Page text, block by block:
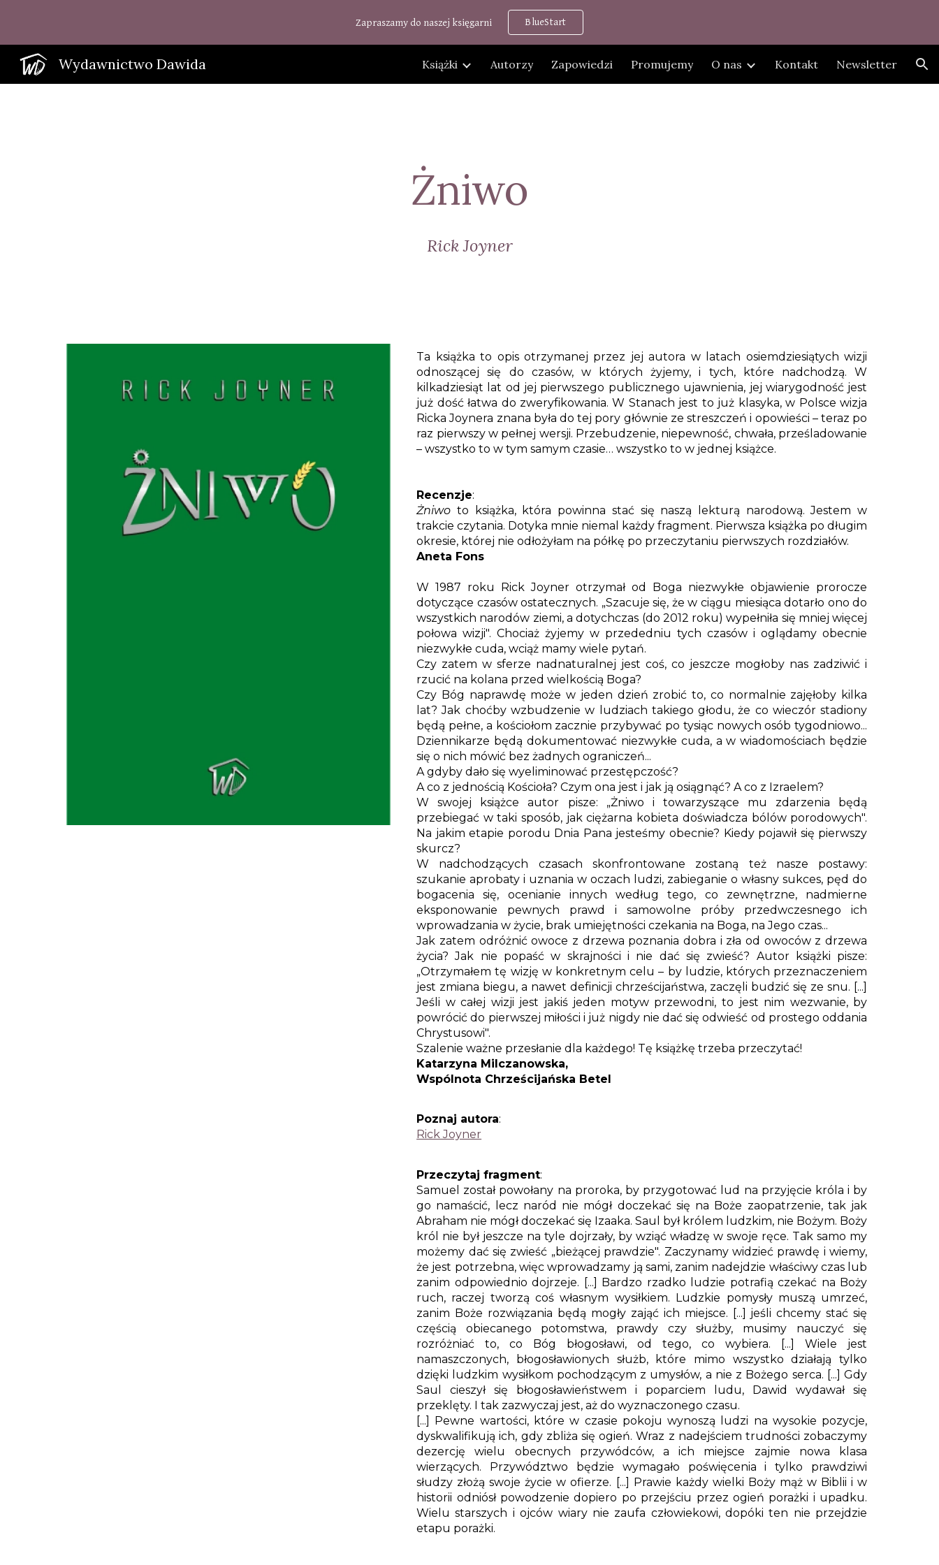
Skip to main content Skip to navigation
Zapraszamy do naszej księgarni BlueStart
Wydawnictwo Dawida Książki Autorzy Zapowiedzi Promujemy O nas Kontakt Newsletter
Żniwo
Rick Joyner
Ta książka to opis otrzymanej przez jej autora w latach osiemdziesiątych wizji
odnoszącej się do czasów, w których żyjemy, i tych, które nadchodzą. W
kilkadziesiąt lat od jej pierwszego publicznego ujawnienia, jej wiarygodność jest
już dość łatwa do zweryfikowania. W Stanach jest to już klasyka, w Polsce wizja
Ricka Joynera znana była do tej pory głównie ze streszczeń i opowieści – teraz po
raz pierwszy w pełnej wersji. Przebudzenie, niepewność, chwała, prześladowanie
– wszystko to w tym samym czasie… wszystko to w jednej książce.
Recenzje:
Żniwo to książka, która powinna stać się naszą lekturą narodową. Jestem w
trakcie czytania. Dotyka mnie niemal każdy fragment. Pierwsza książka po długim
okresie, której nie odłożyłam na półkę po przeczytaniu pierwszych rozdziałów.
Aneta Fons
W 1987 roku Rick Joyner otrzymał od Boga niezwykłe objawienie prorocze
dotyczące czasów ostatecznych. „Szacuje się, że w ciągu miesiąca dotarło ono do
wszystkich narodów ziemi, a dotychczas (do 2012 roku) wypełniła się mniej więcej
połowa wizji". Chociaż żyjemy w przededniu tych czasów i oglądamy obecnie
niezwykłe cuda, wciąż mamy wiele pytań.
Czy zatem w sferze nadnaturalnej jest coś, co jeszcze mogłoby nas zadziwić i
rzucić na kolana przed wielkością Boga?
Czy Bóg naprawdę może w jeden dzień zrobić to, co normalnie zajęłoby kilka
lat? Jak choćby wzbudzenie w ludziach takiego głodu, że co wieczór stadiony
będą pełne, a kościołom zacznie przybywać po tysiąc nowych osób tygodniowo...
Dziennikarze będą dokumentować niezwykłe cuda, a w wiadomościach będzie
się o nich mówić bez żadnych ograniczeń...
A gdyby dało się wyeliminować przestępczość?
A co z jednością Kościoła? Czym ona jest i jak ją osiągnąć? A co z Izraelem?
W swojej książce autor pisze: „Żniwo i towarzyszące mu zdarzenia będą
przebiegać w taki sposób, jak ciężarna kobieta doświadcza bólów porodowych".
Na jakim etapie porodu Dnia Pana jesteśmy obecnie? Kiedy pojawił się pierwszy
skurcz?
W nadchodzących czasach skonfrontowane zostaną też nasze postawy:
szukanie aprobaty i uznania w oczach ludzi, zabieganie o własny sukces, pęd do
bogacenia się, ocenianie innych według tego, co zewnętrzne, nadmierne
eksponowanie pewnych prawd i samowolne próby przedwczesnego ich
wprowadzania w życie, brak umiejętności czekania na Boga, na Jego czas...
Jak zatem odróżnić owoce z drzewa poznania dobra i zła od owoców z drzewa
życia? Jak nie popaść w skrajności i nie dać się zwieść? Autor książki pisze:
„Otrzymałem tę wizję w konkretnym celu – by ludzie, których przeznaczeniem
jest zmiana biegu, a nawet definicji chrześcijaństwa, zaczęli budzić się ze snu. [...]
Jeśli w całej wizji jest jakiś jeden motyw przewodni, to jest nim wezwanie, by
powrócić do pierwszej miłości i już nigdy nie dać się odwieść od prostego oddania
Chrystusowi".
Szalenie ważne przesłanie dla każdego! Tę książkę trzeba przeczytać!
Katarzyna Milczanowska,
Wspólnota Chrześcijańska Betel
Poznaj autora:
Rick Joyner
Przeczytaj fragment:
Samuel został powołany na proroka, by przygotować lud na przyjęcie króla i by
go namaścić, lecz naród nie mógł doczekać się na Boże zaopatrzenie, tak jak
Abraham nie mógł doczekać się Izaaka. Saul był królem ludzkim, nie Bożym. Boży
król nie był jeszcze na tyle dojrzały, by wziąć władzę w swoje ręce. Tak samo my
możemy dać się zwieść „bieżącej prawdzie". Zaczynamy widzieć prawdę i wiemy,
że jest potrzebna, więc wprowadzamy ją sami, zanim nadejdzie właściwy czas lub
zanim odpowiednio dojrzeje. [...] Bardzo rzadko ludzie potrafią czekać na Boży
ruch, raczej tworzą coś własnym wysiłkiem. Ludzkie pomysły muszą umrzeć,
zanim Boże rozwiązania będą mogły zająć ich miejsce. [...] jeśli chcemy stać się
częścią obiecanego potomstwa, prawdy czy służby, musimy nauczyć się
rozróżniać to, co Bóg błogosławi, od tego, co wybiera. [...] Wiele jest
namaszczonych, błogosławionych służb, które mimo wszystko działają tylko
dzięki ludzkim wysiłkom pochodzącym z umysłów, a nie z Bożego serca. [...] Gdy
Saul cieszył się błogosławieństwem i poparciem ludu, Dawid wydawał się
przeklęty. I tak zazwyczaj jest, aż do wyznaczonego czasu.
[...] Pewne wartości, które w czasie pokoju wynoszą ludzi na wysokie pozycje,
dyskwalifikują ich, gdy zbliża się ogień. Wraz z nadejściem trudności zobaczymy
dezercję wielu obecnych przywódców, a ich miejsce zajmie nowa klasa
wierzących. Przywództwo będzie wymagało poświęcenia i tylko prawdziwi
słudzy złożą swoje życie w ofierze. [...] Prawie każdy wielki Boży mąż w Biblii i w
historii odniósł powodzenie dopiero po przejściu przez ogień porażki i upadku.
Wielu starszych i ojców wiary nie zaufa człowiekowi, dopóki ten nie przejdzie
etapu porażki.